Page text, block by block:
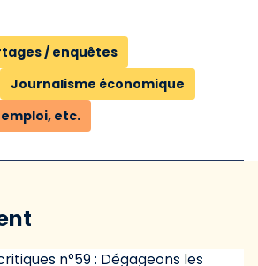
/ enquêtes
Journalisme économique
etc.